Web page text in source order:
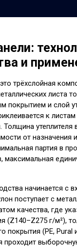
и
трёхслойная
листа
покрытием и слой
к
утеплителя
от назначения
партия в
максимальная
начинается с
поступает с
качества, где
(Z140–Z275 г/м²),
покрытия (PE, Pural
проходит